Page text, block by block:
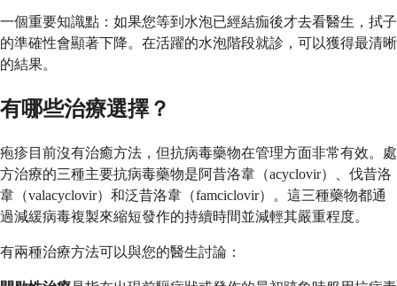
一個重要知識點：如果您等到水泡已經結痂後才去看醫生，拭子
的準確性會顯著下降。在活躍的水泡階段就診，可以獲得最清晰
的結果。
有哪些治療選擇？
疱疹目前沒有治癒方法，但抗病毒藥物在管理方面非常有效。處
方治療的三種主要抗病毒藥物是阿昔洛韋（acyclovir）、伐昔洛
韋（valacyclovir）和泛昔洛韋（famciclovir）。這三種藥物都通
過減緩病毒複製來縮短發作的持續時間並減輕其嚴重程度。
有兩種治療方法可以與您的醫生討論：